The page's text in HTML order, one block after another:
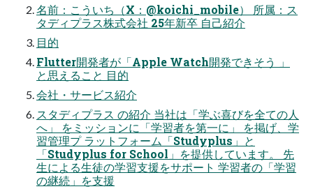
名前：こういち（X：@koichi_mobile） 所属：ス
タディプラス株式会社 25年新卒 自己紹介
目的
Flutter開発者が「Apple Watch開発できそう 」
と思えること 目的
会社・サービス紹介
スタディプラス の紹介 当社は「学ぶ喜びを全ての人
へ」 をミッションに「学習者を第一に」 を掲げ、学
習管理プ ラットフォーム「Studyplus」と
「Studyplus for School」を提供しています。 先
生による生徒の学習支援をサポート 学習者の「学習
の継続」を支援